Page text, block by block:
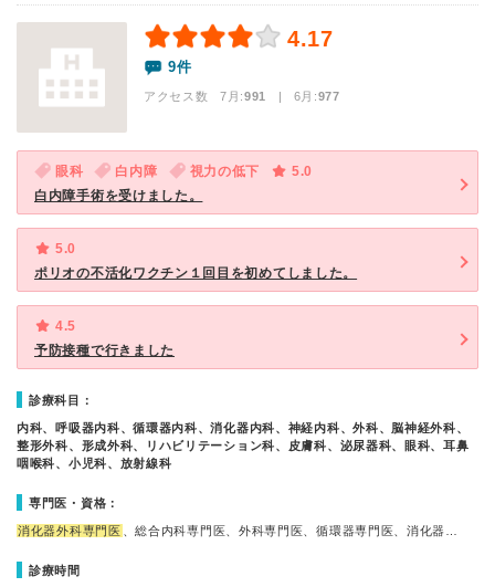
4.17
9件
アクセス数 7月:991 | 6月:977
眼科 白内障 視力の低下
5.0
白内障手術を受けました。
5.0
ポリオの不活化ワクチン１回目を初めてしました。
4.5
予防接種で行きました
診療科目：
内科、呼吸器内科、循環器内科、消化器内科、神経内科、外科、脳神経外科、
整形外科、形成外科、リハビリテーション科、皮膚科、泌尿器科、眼科、耳鼻
咽喉科、小児科、放射線科
専門医・資格：
消化器外科専門医 、総合内科専門医、外科専門医、循環器専門医、消化器…
診療時間